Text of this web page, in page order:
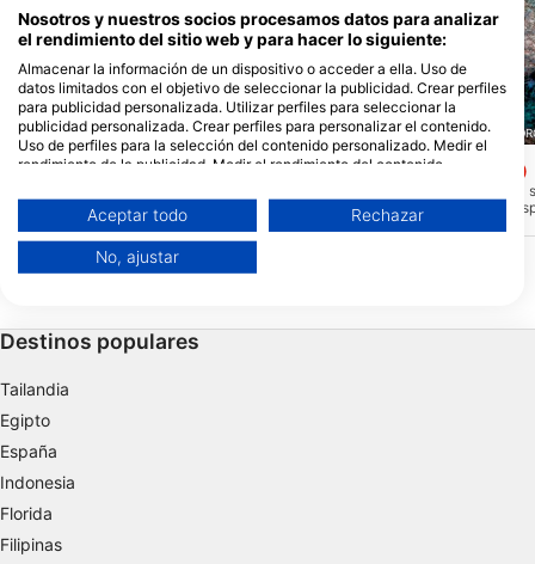
WE SHALL SEA, 84008 AMORGOS
Maze
en barco y es bueno para todos los
niveles. Este sitio tiene un paisaje
mineral simplemente asombroso que es
difícil de describir con palabras. Pasajes
constantes y aguas turquesas se ven
WE SHALL SEA, 84008
Little Wreck
(★4.5)
Esta es una nave de la
mundial, con partes
hasta más de 60m de
Todavía no está claro
Destinos populares
Tailandia
Egipto
España
Indonesia
Florida
Filipinas
Nosotros y nuestros socios procesamos datos para analizar
el rendimiento del sitio web y para hacer lo siguiente:
Almacenar la información de un dispositivo o acceder a ella. Uso de
datos limitados con el objetivo de seleccionar la publicidad. Crear perfiles
para publicidad personalizada. Utilizar perfiles para seleccionar la
publicidad personalizada. Crear perfiles para personalizar el contenido.
Uso de perfiles para la selección del contenido personalizado. Medir el
rendimiento de la publicidad. Medir el rendimiento del contenido.
combinación de datos procedentes de diferentes fuentes. Desarrollo y
mejora de los servicios. Uso de datos limitados con el objetivo de
seleccionar el contenido.
Puede encontrar más información sobre el uso de datos por parte de
UU.
Su consentimiento y la política cookie se aplican únicamente a este sitio
Ver lista de socios (1 Proveedores de IAB)
Utilizamos tus datos para las siguientes finalidades:
Fines de tratamiento del IAB:
Almacenar la información en un dispositivo
y/o acceder a ella
Aceptar todo Rechazar
No, ajustar